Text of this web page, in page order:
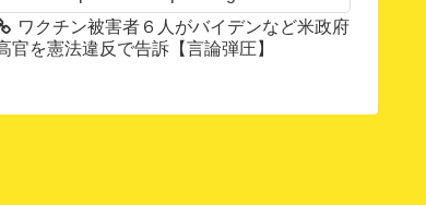
ワクチン被害者６人がバイデンなど米政府
官を憲法違反で告訴【言論弾圧】